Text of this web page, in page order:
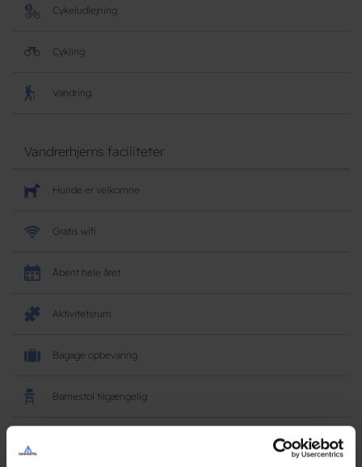
Cykeludlejning
Cykling
Vandring
Vandrerhjems faciliteter
Hunde er velkomne
Gratis wifi
Åbent hele året
Aktivitetsrum
Bagage opbevaring
Barnestol tilgængelig